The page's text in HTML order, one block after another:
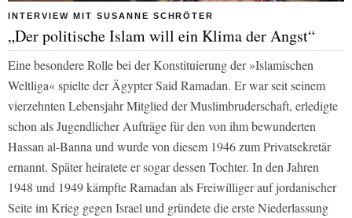
INTERVIEW MIT SUSANNE SCHRÖTER
„Der politische Islam will ein Klima der Angst“
Eine besondere Rolle bei der Konstituierung der »Islamischen
Weltliga« spielte der Ägypter Said Ramadan. Er war seit seinem
vierzehnten Lebensjahr Mitglied der Muslimbruderschaft, erledigte
schon als Jugendlicher Aufträge für den von ihm bewunderten
Hassan al-Banna und wurde von diesem 1946 zum Privatsekretär
ernannt. Später heiratete er sogar dessen Tochter. In den Jahren
1948 und 1949 kämpfte Ramadan als Freiwilliger auf jordanischer
Seite im Krieg gegen Israel und gründete die erste Niederlassung